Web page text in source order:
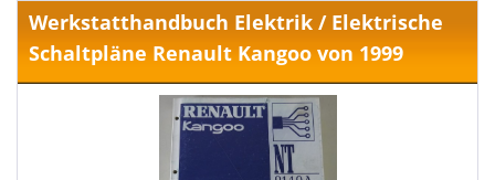
Werkstatthandbuch Elektrik / Elektrische
Schaltpläne Renault Kangoo von 1999